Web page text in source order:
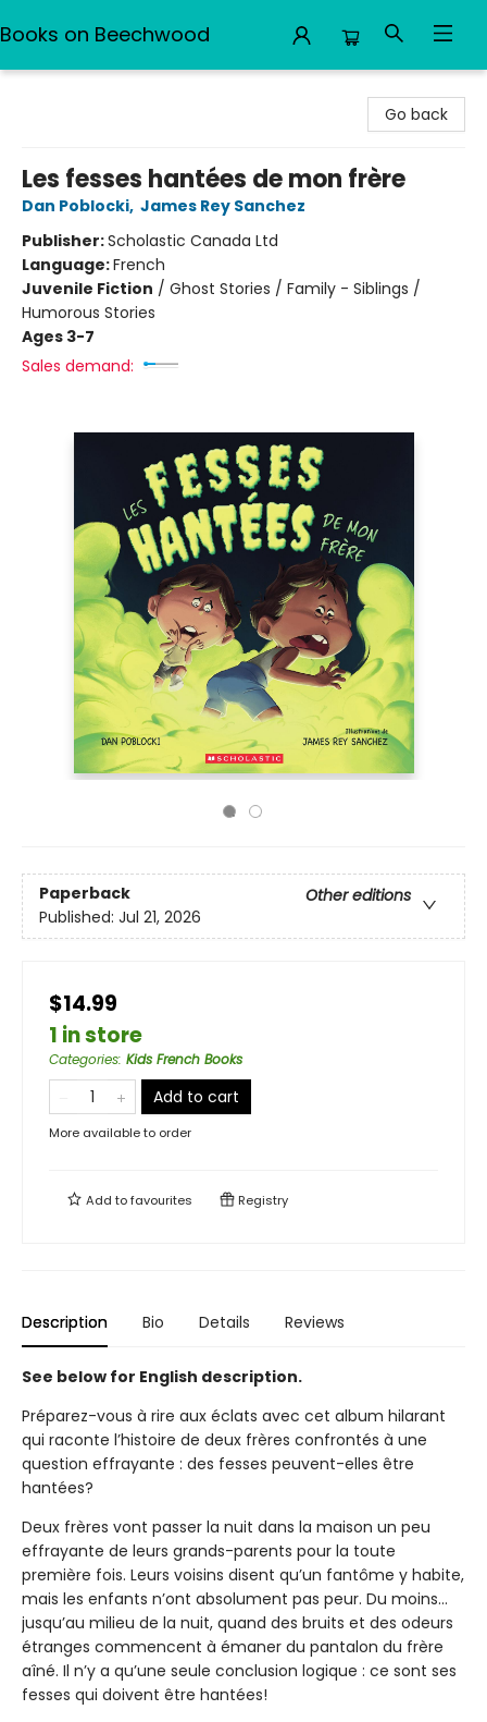
Books on Beechwood
Go back
Les fesses hantées de mon frère
Dan Poblocki, James Rey Sanchez
Publisher:Scholastic Canada Ltd
Language:French
Juvenile Fiction / Ghost Stories / Family - Siblings /
Humorous Stories
Ages 3-7
Sales demand:
Paperback
Other editions
Published: Jul 21, 2026
$14.99
1 in store
Categories: Kids French Books
Add to cart
More available to order
Add tofavourites Registry
Description Bio Details Reviews
See below for English description.
Préparez-vous à rire aux éclats avec cet album hilarant
qui raconte l’histoire de deux frères confrontés à une
question effrayante : des fesses peuvent-elles être
hantées?
Deux frères vont passer la nuit dans la maison un peu
effrayante de leurs grands-parents pour la toute
première fois. Leurs voisins disent qu’un fantôme y habite,
mais les enfants n’ont absolument pas peur. Du moins...
jusqu’au milieu de la nuit, quand des bruits et des odeurs
étranges commencent à émaner du pantalon du frère
aîné. Il n’y a qu’une seule conclusion logique : ce sont ses
fesses qui doivent être hantées!